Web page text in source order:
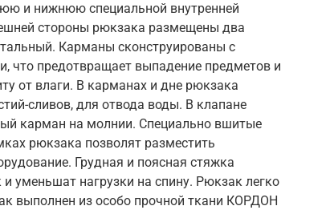
и нижнюю специальной внутренней
стороны рюкзака размещены два
Карманы сконструированы с
что предотвращает выпадение предметов и
от влаги. В карманах и дне рюкзака
сливов, для отвода воды. В клапане
карман на молнии. Специально вшитые
рюкзака позволят разместить
Грудная и поясная стяжка
уменьшат нагрузки на спину. Рюкзак легко
выполнен из особо прочной ткани КОРДОН